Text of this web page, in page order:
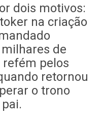
dois motivos:
na criação
de
refém pelos
retornou
o trono